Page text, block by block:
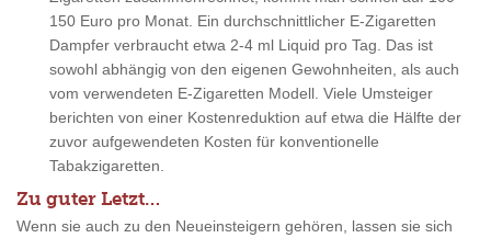
150 Euro pro Monat. Ein durchschnittlicher E-Zigaretten
Dampfer verbraucht etwa 2-4 ml Liquid pro Tag. Das ist
sowohl abhängig von den eigenen Gewohnheiten, als auch
vom verwendeten E-Zigaretten Modell. Viele Umsteiger
berichten von einer Kostenreduktion auf etwa die Hälfte der
zuvor aufgewendeten Kosten für konventionelle
Tabakzigaretten.
Zu guter Letzt…
Wenn sie auch zu den Neueinsteigern gehören, lassen sie sich